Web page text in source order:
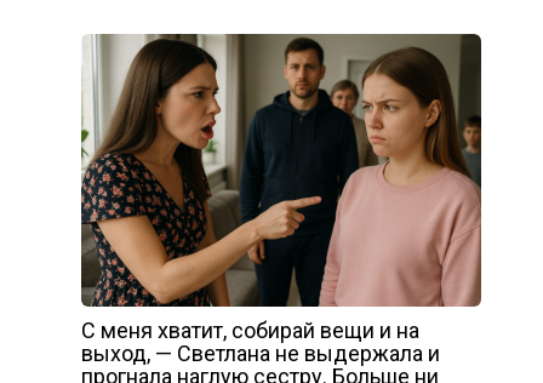
С меня хватит, собирай вещи и на
выход, — Светлана не выдержала и
прогнала наглую сестру. Больше ни